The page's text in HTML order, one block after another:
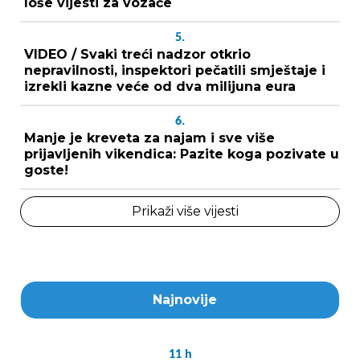
5.
VIDEO / Svaki treći nadzor otkrio
nepravilnosti, inspektori pečatili smještaje i
izrekli kazne veće od dva milijuna eura
6.
Manje je kreveta za najam i sve više
prijavljenih vikendica: Pazite koga pozivate u
goste!
Prikaži više vijesti
Najnovije
11 h